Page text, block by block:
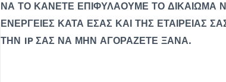
ΝΑ ΤΟ ΚΑΝΕΤΕ ΕΠΙΦΥΛΑΟΥΜΕ ΤΟ ΔΙΚΑΙΩΜΑ
ΕΝΕΡΓΕΙΕΣ ΚΑΤΑ ΕΣΑΣ ΚΑΙ ΤΗΣ ΕΤΑΙΡΕΙΑΣ
ΤΗΝ IP ΣΑΣ ΝΑ ΜΗΝ ΑΓΟΡΑΖΕΤΕ ΞΑΝΑ.